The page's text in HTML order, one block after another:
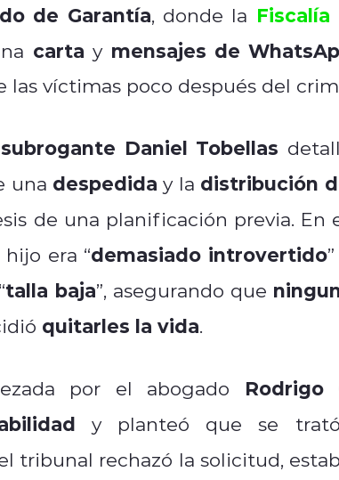
de Garantía, donde la Fiscalía
carta y mensajes de
víctimas poco después del
Daniel Tobellas
una despedida y la distribución
de una planificación previa. En
era “demasiado introvertido
talla baja”, asegurando que
quitarles la vida.
por el abogado Rodrigo
y planteó que se
tribunal rechazó la solicitud,